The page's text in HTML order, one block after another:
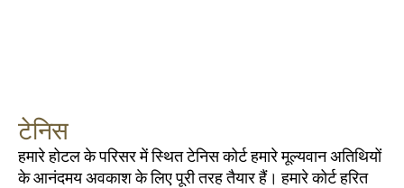
टेनिस
हमारे होटल के परिसर में स्थित टेनिस कोर्ट हमारे मूल्यवान अतिथियों
के आनंदमय अवकाश के लिए पूरी तरह तैयार हैं। हमारे कोर्ट हरित